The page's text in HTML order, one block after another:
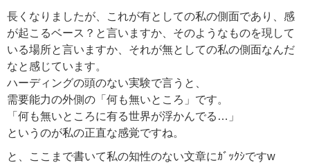
長くなりましたが、これが有としての私の側面であり、感
が起こるベース？と言いますか、そのようなものを現して
いる場所と言いますか、それが無としての私の側面なんだ
なと感じています。
ハーディングの頭のない実験で言うと、
需要能力の外側の「何も無いところ」です。
「何も無いところに有る世界が浮かんでる…」
というのが私の正直な感覚ですね。
と、ここまで書いて私の知性のない文章にｶﾞｯｸｼですw